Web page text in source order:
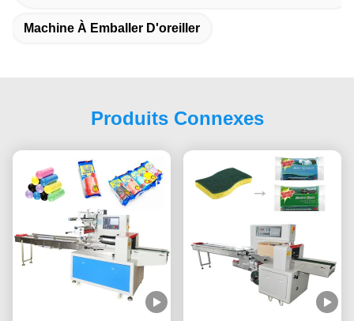
Machine À Emballer D'oreiller
Produits Connexes